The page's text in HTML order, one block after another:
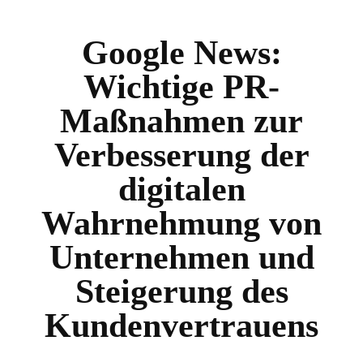
Google News:
Wichtige PR-
Maßnahmen zur
Verbesserung der
digitalen
Wahrnehmung von
Unternehmen und
Steigerung des
Kundenvertrauens